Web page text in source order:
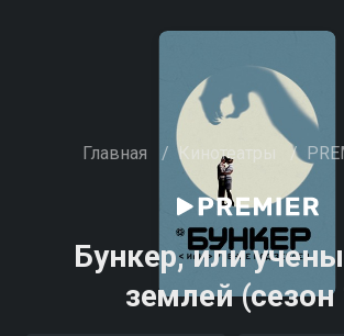
Главная / Кинотеатры /
Бункер, или
землей (сезон